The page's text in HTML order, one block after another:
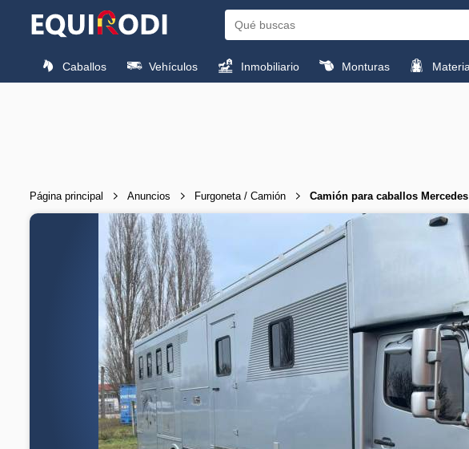
Caballos Vehículos Inmobiliario Monturas
Página principal Anuncios Furgoneta / Camión Camión para caballos